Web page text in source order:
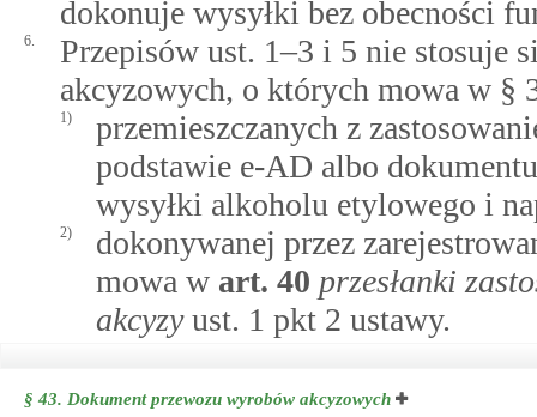
dokonuje wysyłki bez obecności
6.
Przepisów ust. 1–3 i 5 nie stosuje
akcyzowych, o których mowa w §
1)
przemieszczanych z
podstawie e-AD albo
wysyłki alkoholu etylowego i
2)
dokonywanej przez
mowa w art. 40 przesłanki
akcyzyust. 1 pkt 2 ustawy.
§ 43. Dokument przewozu wyrobów akcyzowych